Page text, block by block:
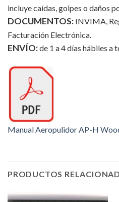
incluye caídas, golpes o daños
DOCUMENTOS: INVIMA,
Facturación Electrónica.
ENVÍO:de 1 a 4 días hábiles a
Manual Aeropulidor AP-H
PRODUCTOS